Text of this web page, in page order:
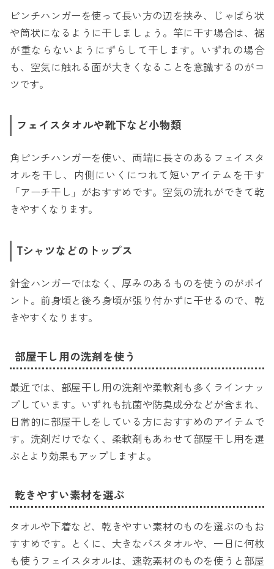
ピンチハンガーを使って長い方の辺を挟み、じゃばら状
や筒状になるように干しましょう。竿に干す場合は、裾
が重ならないようにずらして干します。いずれの場合
も、空気に触れる面が大きくなることを意識するのがコ
ツです。
フェイスタオルや靴下など小物類
角ピンチハンガーを使い、両端に長さのあるフェイスタ
オルを干し、内側にいくにつれて短いアイテムを干す
「アーチ干し」がおすすめです。空気の流れができて乾
きやすくなります。
Tシャツなどのトップス
針金ハンガーではなく、厚みのあるものを使うのがポイ
ント。前身頃と後ろ身頃が張り付かずに干せるので、乾
きやすくなります。
部屋干し用の洗剤を使う
最近では、部屋干し用の洗剤や柔軟剤も多くラインナッ
プしています。いずれも抗菌や防臭成分などが含まれ、
日常的に部屋干しをしている方におすすめのアイテムで
す。洗剤だけでなく、柔軟剤もあわせて部屋干し用を選
ぶとより効果もアップしますよ。
乾きやすい素材を選ぶ
タオルや下着など、乾きやすい素材のものを選ぶのもお
すすめです。とくに、大きなバスタオルや、一日に何枚
も使うフェイスタオルは、速乾素材のものを使うと部屋